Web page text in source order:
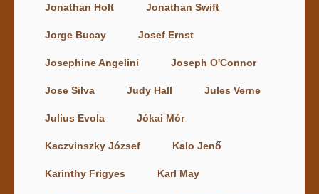
Jonathan Holt Jonathan Swift
Jorge Bucay Josef Ernst
Josephine Angelini Joseph O'Connor
Jose Silva Judy Hall Jules Verne
Julius Evola Jókai Mór
Kaczvinszky József Kalo Jenő
Karinthy Frigyes Karl May